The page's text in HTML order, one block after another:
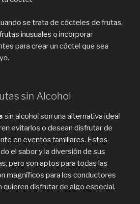
se trata de cócteles de frutas.
inusuales o incorporar
para crear un cóctel que sea
sin Alcohol
sin alcohol son una alternativa ideal
evitarlos o desean disfrutar de
en eventos familiares. Estos
el sabor y la diversión de sus
pero son aptos para todas las
magníficos para los conductores
quieren disfrutar de algo especial.